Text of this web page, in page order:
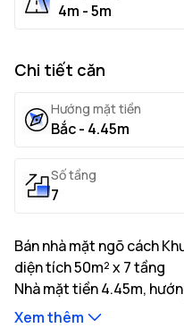
4m - 5m
Chi tiết căn
Hướng mặt tiền
Bắc - 4.45m
Số tầng
7
Bán nhà mặt ngõ cách
diện tích 50m² x 7 tầng
Nhà mặt tiền 4.45m,
minh bạch, giá tốt. Liên hệ
Xem thêm